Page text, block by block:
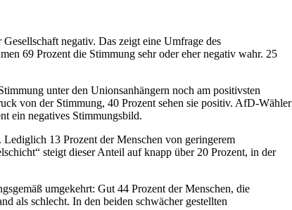
negativ. Das zeigt eine Umfrage des
69 Prozent die Stimmung sehr oder eher negativ wahr. 25
unter den Unionsanhängern noch am positivsten
von der Stimmung, 40 Prozent sehen sie positiv. AfD-Wähler
ein negatives Stimmungsbild.
13 Prozent der Menschen von geringerem
steigt dieser Anteil auf knapp über 20 Prozent, in der
umgekehrt: Gut 44 Prozent der Menschen, die
als schlecht. In den beiden schwächer gestellten